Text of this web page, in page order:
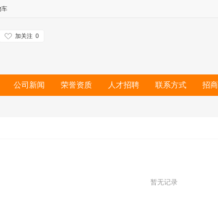
车
加关注 0
公司新闻 荣誉资质 人才招聘 联系方式 招
暂无记录